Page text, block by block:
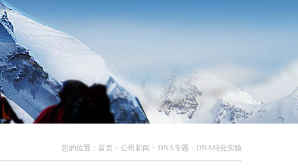
您的位置： 首页 > 公司新闻 > DNA专题：DNA纯化实验